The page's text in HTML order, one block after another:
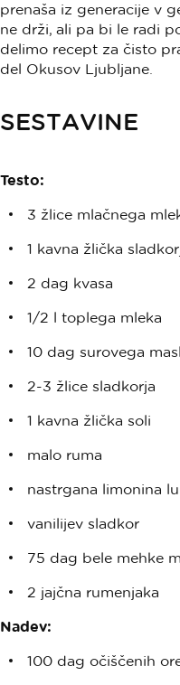
prenaša iz generacije v
ne drži, ali pa bi le radi
delimo recept za čisto
del Okusov Ljubljane.
SESTAVINE
Testo:
3 žlice mlačnega
1 kavna žlička
2 dag kvasa
1/2 l toplega mleka
10 dag surovega
2-3 žlice sladkorja
1 kavna žlička soli
malo ruma
nastrgana limonina
vanilijev sladkor
75 dag bele mehke
2 jajčna rumenjaka
Nadev:
100 dag očiščenih